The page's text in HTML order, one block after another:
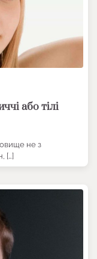
або тілі
не з
[…]